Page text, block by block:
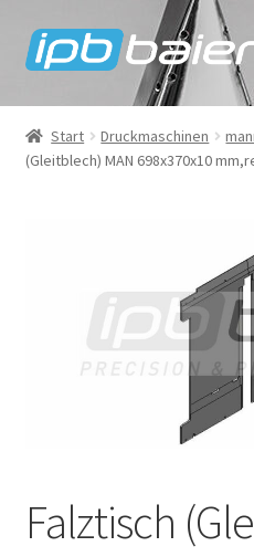
Zur
Navigation
Zum
Inhalt
Mein Konto
Warenkorb
Start Druckmaschinen
(Gleitblech) MAN 698x370x10
Falztisch